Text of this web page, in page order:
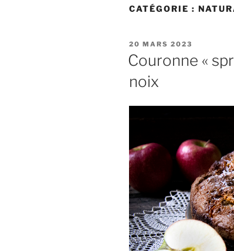
CATÉGORIE :
PUBLIÉ
LE
20 MARS 2023
Couronne «
noix